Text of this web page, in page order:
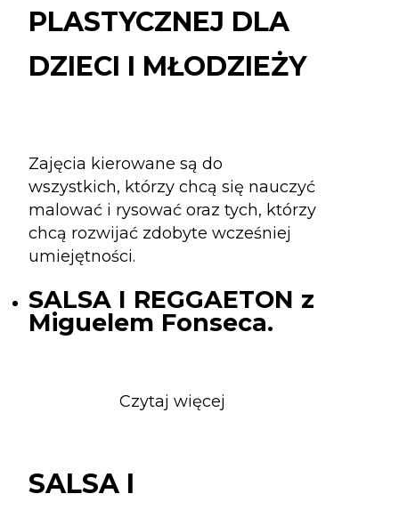
DLA
DZIECI
I
MŁODZIEŻY
PLASTYCZNEJ DLA
DZIECI I MŁODZIEŻY
Zajęcia kierowane są do
wszystkich, którzy chcą się nauczyć
malować i rysować oraz tych, którzy
chcą rozwijać zdobyte wcześniej
umiejętności.
SALSA I REGGAETON z
Miguelem Fonseca.
Czytaj więcej
SALSA I